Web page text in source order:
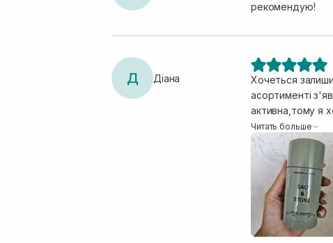
рекомендую!
Д Діана
Хочеться
асортименті
активна,тому я
подобається що
Читать больше